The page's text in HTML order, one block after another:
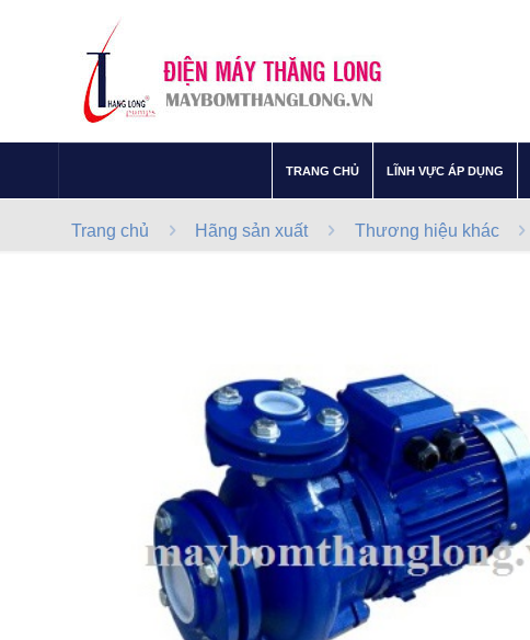
TRANG CHỦ LĨNH VỰC ÁP DỤNG
Trang chủ Hãng sản xuất Thương hiệu khác